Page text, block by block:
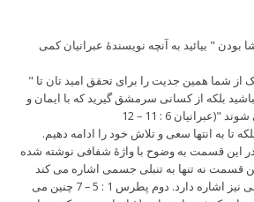
بودن " بیائید به آنچه نویسندۀ عبرانیان کمی
" آرزوی ما این است که هر یک از شما همین جدیت را برای تحقق امید تان تا
بلکه از کسانی سرمشق گیرید که با ایمان و
6 : 11 – 12
تا به انتها سعی و تلاش خود را ادامه دهیم.
این قسمت به وضوح با واژۀ شفافی نوشته شده
قسمت نه تنها به تنبلی جسمی اشاره می کند
بلکه به کاهلی و تنبلی روحانی نیز اشاره دارد. دوم پطرس 1 : 5 – 7 چنین می